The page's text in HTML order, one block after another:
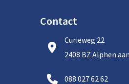
Contact
Curieweg 22
2408 BZ Alphen
088 027 62 62